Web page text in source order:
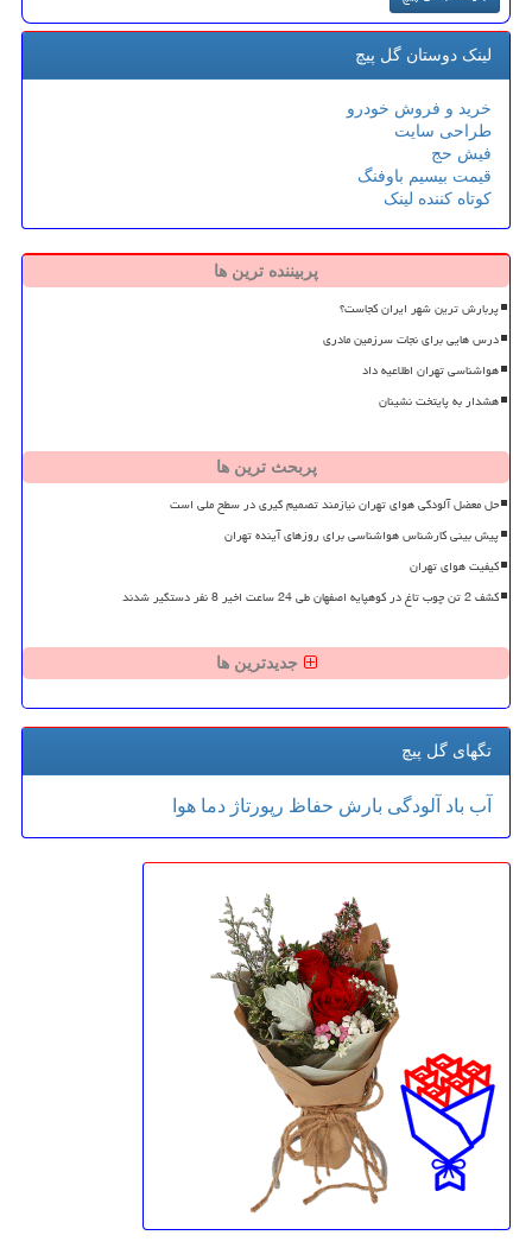
لینک دوستان گل پیچ
خرید و فروش خودرو
طراحی سایت
فیش حج
قیمت بیسیم باوفنگ
کوتاه کننده لینک
پربیننده ترین ها
پربارش ترین شهر ایران کجاست؟
درس هایی برای نجات سرزمین مادری
هواشناسی تهران اطلاعیه داد
هشدار به پایتخت نشینان
پربحث ترین ها
حل معضل آلودگی هوای تهران نیازمند تصمیم گیری در سطح ملی است
پیش بینی کارشناس هواشناسی برای روزهای آینده تهران
کیفیت هوای تهران
کشف 2 تن چوب تاغ در کوهپایه اصفهان طی 24 ساعت اخیر 8 نفر دستگیر شدند
جدیدترین ها
تگهای گل پیچ
آب باد آلودگی بارش حفاظ رپورتاژ دما هوا